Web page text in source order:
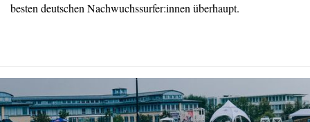
besten deutschen Nachwuchssurfer:innen überhaupt.